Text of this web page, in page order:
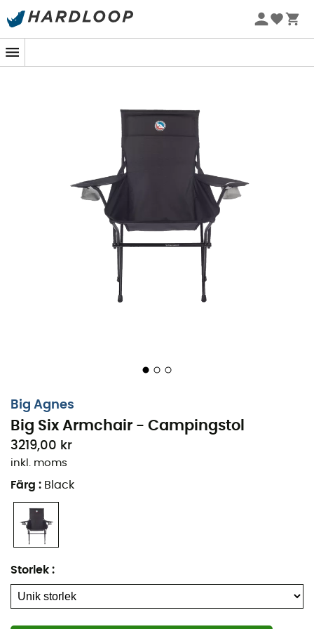
Sommarerbjudanden 🔥 -5 % EXTRA vid köp av 2 produkter*
Big Agnes
Big Six Armchair - Campingstol
3219,00 kr
inkl. moms
Färg : Black
Storlek :